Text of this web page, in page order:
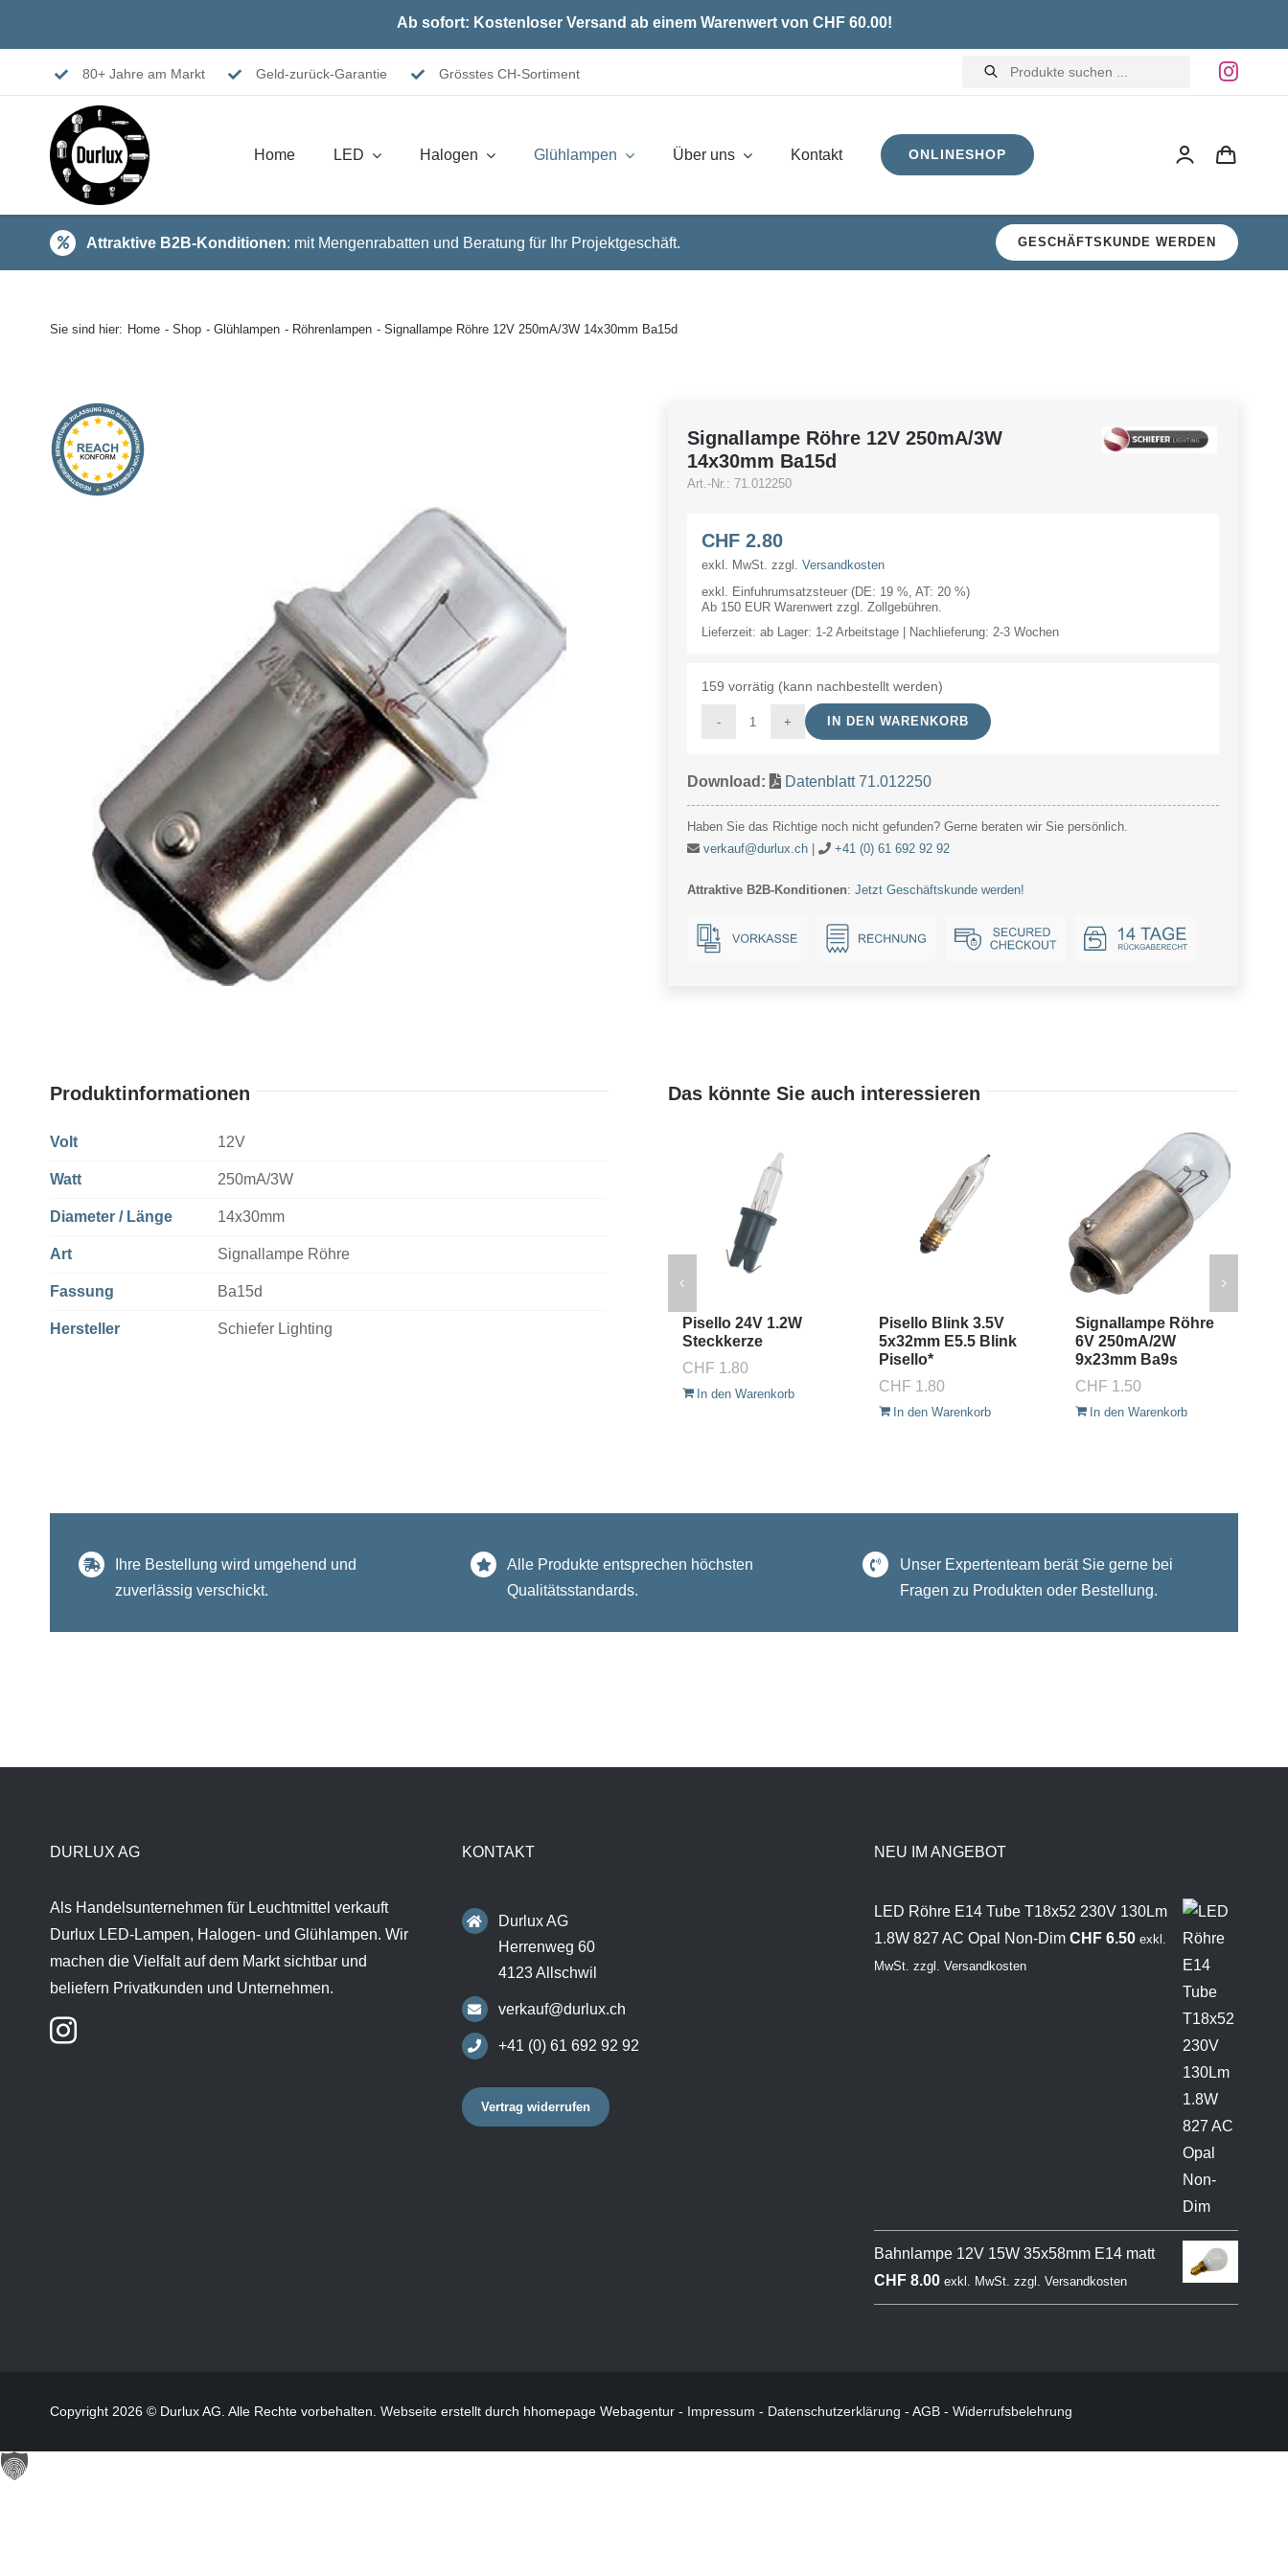
Ab sofort: Kostenloser Versand ab einem Warenwert von CHF 60.00!
80+ Jahre am Markt Geld-zurück-Garantie Grösstes CH-Sortiment
Products
search
Home LED Halogen Glühlampen Über uns Kontakt ONLINESHOP
Attraktive B2B-Konditionen: mit Mengenrabatten und Beratung für Ihr Projektgeschäft. GESCHÄFTSKUNDE WERDEN
Sie sind hier: Home Shop Glühlampen Röhrenlampen Signallampe Röhre 12V 250mA/3W 14x30mm Ba15d
Signallampe Röhre 12V 250mA/3W
14x30mm Ba15d
Art.-Nr.: 71.012250
CHF2.80
exkl. MwSt. zzgl. Versandkosten
exkl. Einfuhrumsatzsteuer (DE: 19 %, AT: 20 %)
Ab 150 EUR Warenwert zzgl. Zollgebühren.
Lieferzeit: ab Lager: 1-2 Arbeitstage | Nachlieferung: 2-3 Wochen
159 vorrätig (kann nachbestellt werden)
Signallampe
12V
14x30mm
Menge
IN DEN WARENKORB
Download: Datenblatt 71.012250
Haben Sie das Richtige noch nicht gefunden? Gerne beraten wir Sie persönlich.
verkauf@durlux.ch| +41 (0) 61 692 92 92
Attraktive B2B-Konditionen: Jetzt Geschäftskunde werden!
Produktinformationen
Volt 12V
Watt 250mA/3W
Diameter / Länge 14x30mm
Art Signallampe Röhre
Fassung Ba15d
Hersteller Schiefer Lighting
Das könnte Sie auch interessieren
Pisello 24V 1.2W
Steckkerze
CHF 1.80
In den Warenkorb
Pisello Blink 3.5V
5x32mm E5.5 Blink
Pisello*
CHF 1.80
In den Warenkorb
Signallampe Röhre
6V 250mA/2W
9x23mm Ba9s
CHF 1.50
In den Warenkorb
Ihre Bestellung wird umgehend und
zuverlässig verschickt.
Alle Produkte entsprechen höchsten
Qualitätsstandards.
Unser Expertenteam berät Sie gerne bei
Fragen zu Produkten oder Bestellung.
DURLUX AG
Als Handelsunternehmen für Leuchtmittel verkauft
Durlux LED-Lampen, Halogen- und Glühlampen. Wir
machen die Vielfalt auf dem Markt sichtbar und
beliefern Privatkunden und Unternehmen.
KONTAKT
Durlux AG
Herrenweg 60
4123 Allschwil
verkauf@durlux.ch
+41 (0) 61 692 92 92
Vertrag widerrufen
NEU IM ANGEBOT
LED Röhre E14 Tube T18x52 230V 130Lm
1.8W 827 AC Opal Non-Dim CHF6.50 exkl.
MwSt. zzgl. Versandkosten
Bahnlampe 12V 15W 35x58mm E14 matt
CHF8.00 exkl. MwSt. zzgl. Versandkosten
Copyright 2026 © Durlux AG. Alle Rechte vorbehalten. Webseiteerstellt durch hhomepage Webagentur - Impressum - Datenschutzerklärung - AGB- Widerrufsbelehrung